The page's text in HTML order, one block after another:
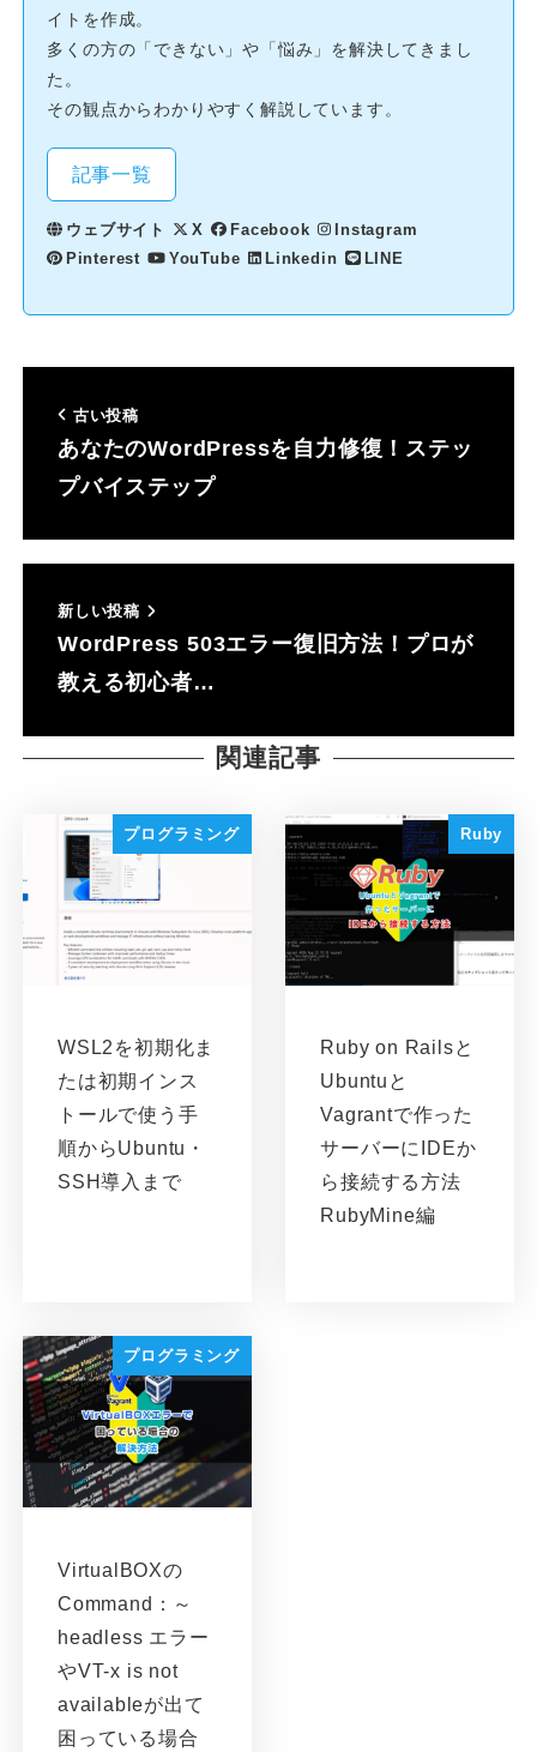
イトを作成。
多くの方の「できない」や「悩み」を解決してきまし
た。
その観点からわかりやすく解説しています。
記事一覧
ウェブサイト X Facebook
Instagram
Pinterest
YouTube Linkedin LINE
古い投稿
あなたのWordPressを自力修復！ステッ
プバイステップ
新しい投稿
WordPress 503エラー復旧方法！プロが
教える初心者…
関連記事
プログラミング
WSL2を初期化ま
たは初期インス
トールで使う手
順からUbuntu・
SSH導入まで
Ruby
Ruby on Railsと
Ubuntuと
Vagrantで作った
サーバーにIDEか
ら接続する方法
RubyMine編
プログラミング
VirtualBOXの
Command：～
headless エラー
やVT-x is not
availableが出て
困っている場合